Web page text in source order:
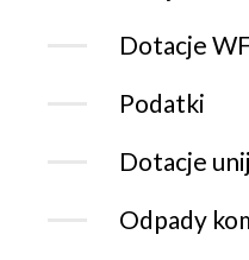
Dotacje
Podatki
Dotacje
Odpady